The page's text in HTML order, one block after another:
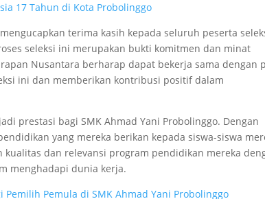
17 Tahun di Kota Probolinggo
terima kasih kepada seluruh peserta
seleksi ini merupakan bukti komitmen dan minat
Nusantara berharap dapat bekerja sama dengan
ini dan memberikan kontribusi positif dalam
prestasi bagi SMK Ahmad Yani Probolinggo. Dengan
yang mereka berikan kepada siswa-siswa
dan relevansi program pendidikan mereka
menghadapi dunia kerja.
Pemula di SMK Ahmad Yani Probolinggo